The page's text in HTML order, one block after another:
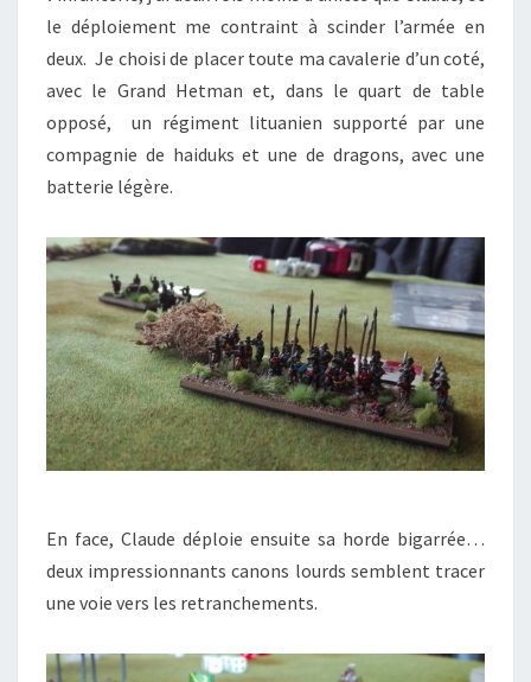
le déploiement me contraint à scinder l’armée en
deux. Je choisi de placer toute ma cavalerie d’un coté,
avec le Grand Hetman et, dans le quart de table
opposé, un régiment lituanien supporté par une
compagnie de haiduks et une de dragons, avec une
batterie légère.
En face, Claude déploie ensuite sa horde bigarrée…
deux impressionnants canons lourds semblent tracer
une voie vers les retranchements.